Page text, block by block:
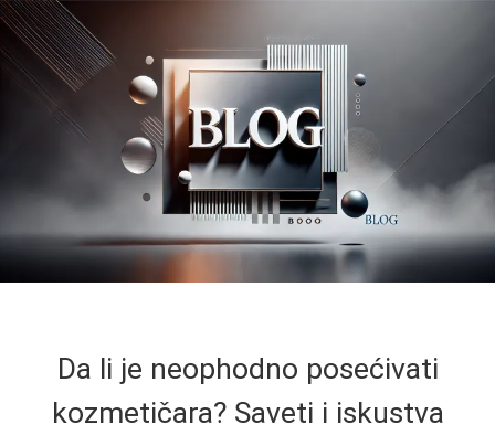
Da li je neophodno posećivati
kozmetičara? Saveti i iskustva